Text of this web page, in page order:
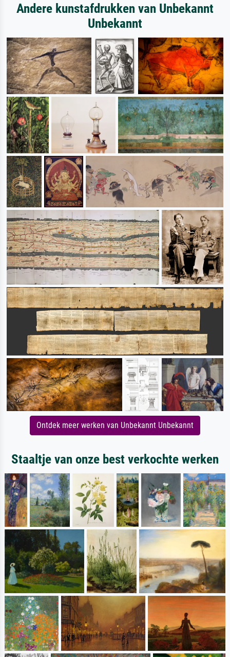
Andere kunstafdrukken van Unbekannt
Unbekannt
Ontdek meer werken van Unbekannt Unbekannt
Staaltje van onze best verkochte werken